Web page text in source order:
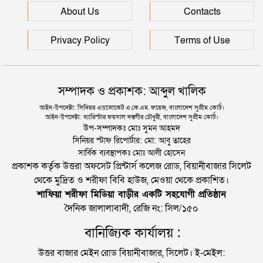
সিলেটে আরও দুইজনের মৃত্যু, হাসপাতালে ৩ শতাধিক
About Us Contacts
Privacy Policy Terms of Use
সম্পাদক ও প্রকাশক: আব্দুল খালিক
আইন-উপদেষ্টা: সিনিয়র এডভোকেট এ.কে.এম. ফয়েজ, বাংলাদেশ সুপ্রীম কোর্ট।
আইন-উপদেষ্টা: ব্যারিস্টার ফয়সাল দস্তগীর চৌধুরী, বাংলাদেশ সুপ্রীম কোর্ট।
উপ-সম্পাদকঃ মোঃ সুমন আহমদ
সিনিয়র স্টাফ রিপোর্টার: মো: আবু তাহের
সার্বিক ব্যবস্থাপকঃ মোঃ আলী হোসেন
প্রকাশক কর্তৃক উত্তরা অফসেট প্রিন্টার্স কলেজ রোড, বিয়ানীবাজার সিলেট
থেকে মুদ্রিত ও শরীফা বিবি হাউজ, মেওয়া থেকে প্রকাশিত।
শাফিয়া শরীফা মিডিয়া বাড়ীর একটি সহযোগী প্রতিষ্ঠান
দৈনিক জালালাবাদী, রেজি নং: সিল/১৫০
বানিজ্যিক কার্যালয় :
উত্তর বাজার মেইন রোড বিয়ানীবাজার, সিলেট। ই-মেইল: